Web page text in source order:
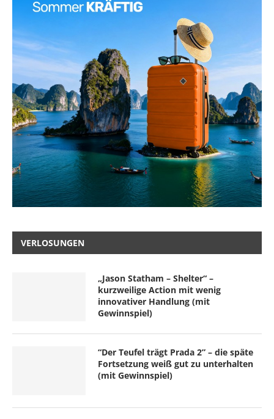
VERLOSUNGEN
„Jason Statham – Shelter“ –
kurzweilige Action mit wenig
innovativer Handlung (mit
Gewinnspiel)
“Der Teufel trägt Prada 2” – die späte
Fortsetzung weiß gut zu unterhalten
(mit Gewinnspiel)